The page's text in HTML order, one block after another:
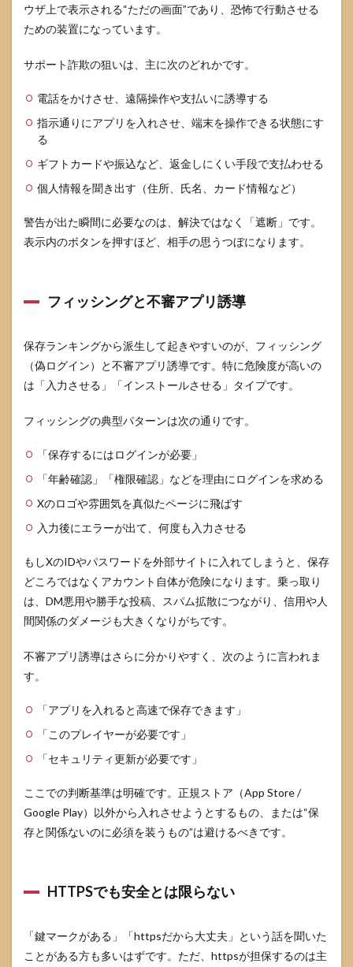
取得
する
考え
twitter
動画保
存ラン
キング
と著作
権の注
私的
使用
の範
布・
は禁
止転
危な
い理
迷っ
た時
の判
断基
6
よく
ある
ラン
キン
を見
けで
しま
iPhone
でもウ
か
保存
した
動画
ウザ上で表示される“ただの画面”であり、恐怖で行動させる
ための装置になっています。
サポート詐欺の狙いは、主に次のどれかです。
電話をかけさせ、遠隔操作や支払いに誘導する
指示通りにアプリを入れさせ、端末を操作できる状態にす
る
ギフトカードや振込など、返金しにくい手段で支払わせる
個人情報を聞き出す（住所、氏名、カード情報など）
警告が出た瞬間に必要なのは、解決ではなく「遮断」です。
表示内のボタンを押すほど、相手の思うつぼになります。
フィッシングと不審アプリ誘導
保存ランキングから派生して起きやすいのが、フィッシング
（偽ログイン）と不審アプリ誘導です。特に危険度が高いの
は「入力させる」「インストールさせる」タイプです。
フィッシングの典型パターンは次の通りです。
「保存するにはログインが必要」
「年齢確認」「権限確認」などを理由にログインを求める
Xのロゴや雰囲気を真似たページに飛ばす
入力後にエラーが出て、何度も入力させる
もしXのIDやパスワードを外部サイトに入れてしまうと、保存
どころではなくアカウント自体が危険になります。乗っ取り
は、DM悪用や勝手な投稿、スパム拡散につながり、信用や人
間関係のダメージも大きくなりがちです。
不審アプリ誘導はさらに分かりやすく、次のように言われま
す。
「アプリを入れると高速で保存できます」
「このプレイヤーが必要です」
「セキュリティ更新が必要です」
ここでの判断基準は明確です。正規ストア（App Store /
Google Play）以外から入れさせようとするもの、または“保
存と関係ないのに必須を装うもの”は避けるべきです。
HTTPSでも安全とは限らない
「鍵マークがある」「httpsだから大丈夫」という話を聞いた
ことがある方も多いはずです。ただ、httpsが担保するのは主